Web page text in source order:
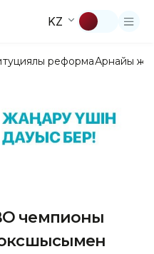
KZ
реформаАрнайы
чемпионы